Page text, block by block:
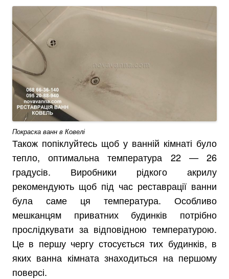
Покраска ванн в Ковелі
Також попіклуйтесь щоб у ванній кімнаті було
тепло, оптимальна температура 22 — 26
градусів. Виробники рідкого акрилу
рекомендують щоб під час реставрації ванни
була саме ця температура. Особливо
мешканцям приватних будинків потрібно
прослідкувати за відповідною температурою.
Це в першу чергу стосується тих будинків, в
яких ванна кімната знаходиться на першому
поверсі.